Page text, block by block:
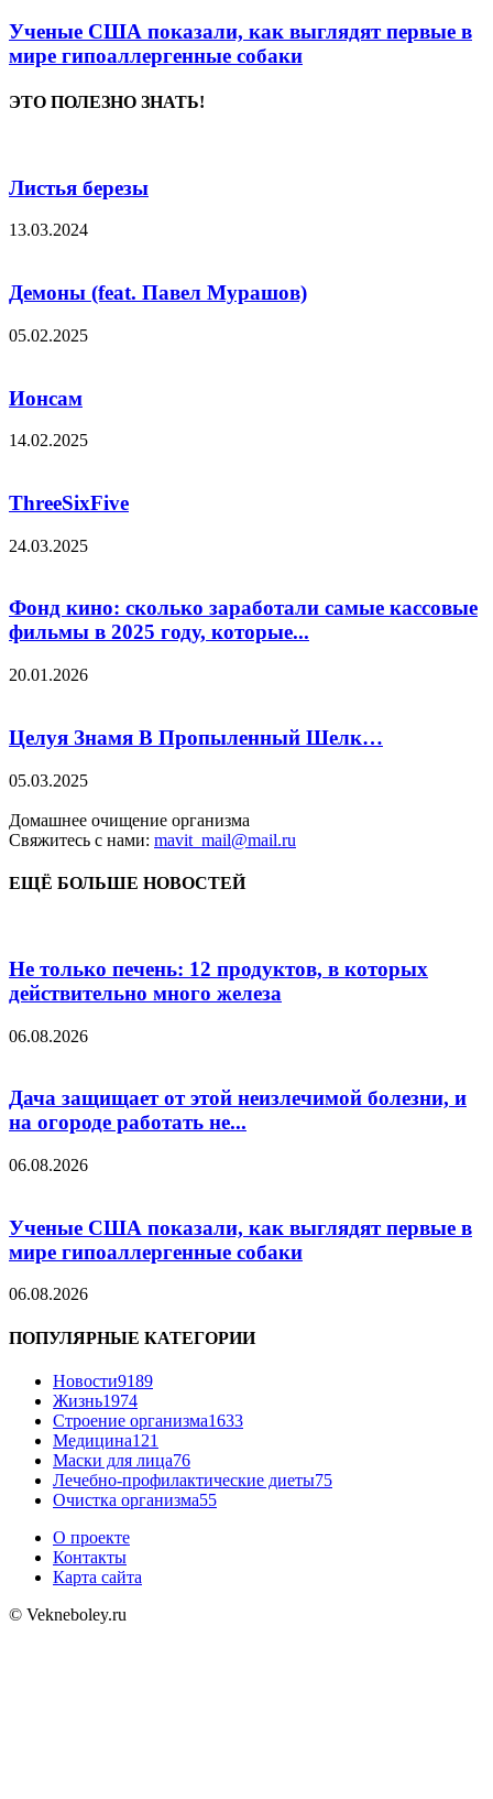
Ученые США показали, как выглядят первые в
мире гипоаллергенные собаки
ЭТО ПОЛЕЗНО ЗНАТЬ!
Листья березы
13.03.2024
Демоны (feat. Павел Мурашов)
05.02.2025
Ионсам
14.02.2025
ThreeSixFive
24.03.2025
Фонд кино: сколько заработали самые кассовые
фильмы в 2025 году, которые...
20.01.2026
Целуя Знамя В Пропыленный Шелк…
05.03.2025
Домашнее очищение организма
Свяжитесь с нами: mavit_mail@mail.ru
ЕЩЁ БОЛЬШЕ НОВОСТЕЙ
Не только печень: 12 продуктов, в которых
действительно много железа
06.08.2026
Дача защищает от этой неизлечимой болезни, и
на огороде работать не...
06.08.2026
Ученые США показали, как выглядят первые в
мире гипоаллергенные собаки
06.08.2026
ПОПУЛЯРНЫЕ КАТЕГОРИИ
Новости9189
Жизнь1974
Строение организма1633
Медицина121
Маски для лица76
Лечебно-профилактические диеты75
Очистка организма55
О проекте
Контакты
Карта сайта
© Vekneboley.ru